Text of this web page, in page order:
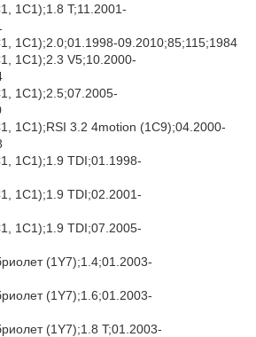
1C1);1.8 T;11.2001-
1C1);2.0;01.1998-09.2010;85;115;1984
1C1);2.3 V5;10.2000-
1C1);2.5;07.2005-
1C1);RSI 3.2 4motion (1C9);04.2000-
1C1);1.9 TDI;01.1998-
1C1);1.9 TDI;02.2001-
1C1);1.9 TDI;07.2005-
(1Y7);1.4;01.2003-
(1Y7);1.6;01.2003-
(1Y7);1.8 T;01.2003-